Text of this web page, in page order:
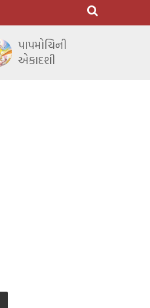
પાપમોચિની
એકાદશી